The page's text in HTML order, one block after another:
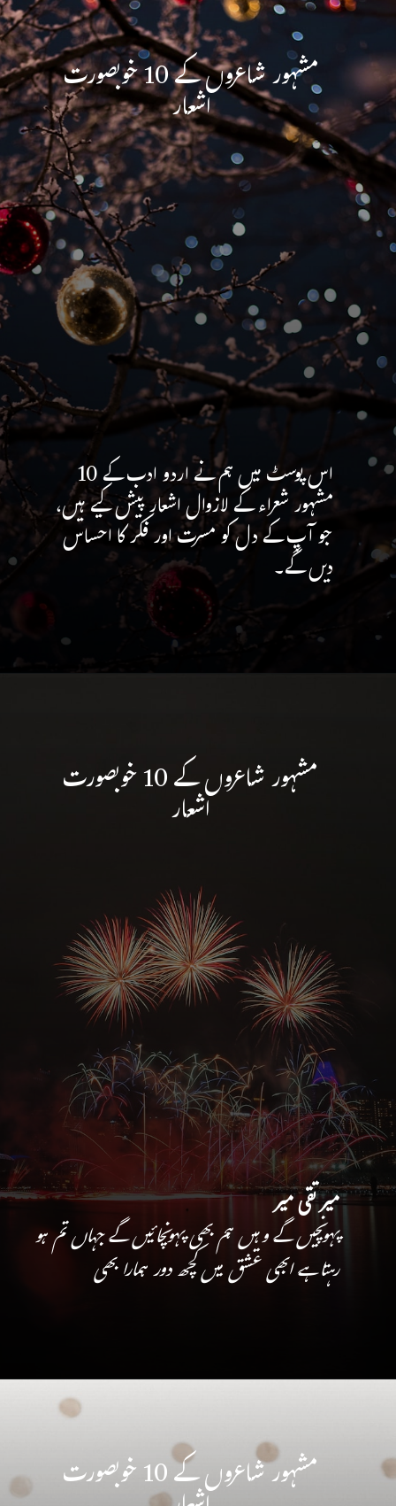
مشہور شاعروں کے 10 خوبصورت اشعار
اس پوسٹ میں ہم نے اردو ادب کے 10
مشہور شعراء کے لازوال اشعار پیش کیے ہیں،
جو آپ کے دل کو مسرت اور فکر کا احساس
دیں گے۔
مشہور شاعروں کے 10 خوبصورت اشعار
میر تقی میر
پہونچیں گے وہیں ہم بھی پہونچائیں گے جہاں تم ہو
رہتا ہے ابھی عشق میں کچھ دور ہمارا بھی
مشہور شاعروں کے 10 خوبصورت